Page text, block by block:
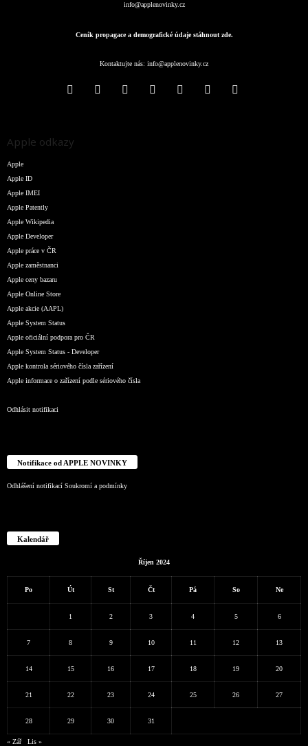
info@applenovinky.cz
Ceník propagace a demografické údaje stáhnout zde.
Kontaktujte nás: info@applenovinky.cz
Apple odkazy
Apple
Apple ID
Apple IMEI
Apple Patently
Apple Wikipedia
Apple Developer
Apple práce v ČR
Apple zaměstnanci
Apple ceny bazaru
Apple Online Store
Apple akcie (AAPL)
Apple System Status
Apple oficiální podpora pro ČR
Apple System Status - Developer
Apple kontrola sériového čísla zařízení
Apple informace o zařízení podle sériového čísla
Odhlásit notifikaci
Notifikace od APPLE NOVINKY
Odhlášení notifikací Soukromí a podmínky
Kalendář
Říjen 2024
Po Út St Čt Pá So Ne
1 2 3 4 5 6
7 8 9 10 11 12 13
14 15 16 17 18 19 20
21 22 23 24 25 26 27
28 29 30 31
« Zář Lis »